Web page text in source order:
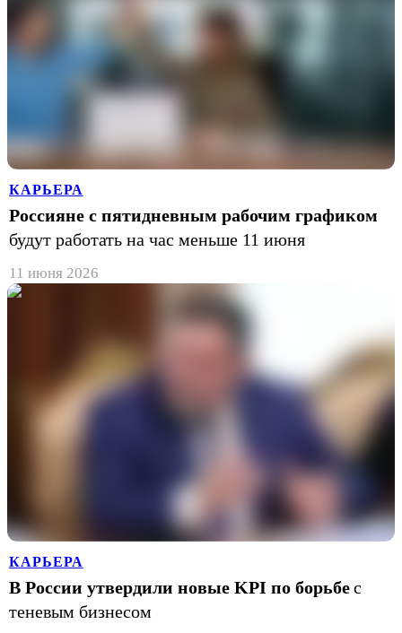
КАРЬЕРА
Россияне с пятидневным рабочим графиком
будут работать на час меньше 11 июня
11 июня 2026
КАРЬЕРА
В России утвердили новые KPI по борьбес
теневым бизнесом